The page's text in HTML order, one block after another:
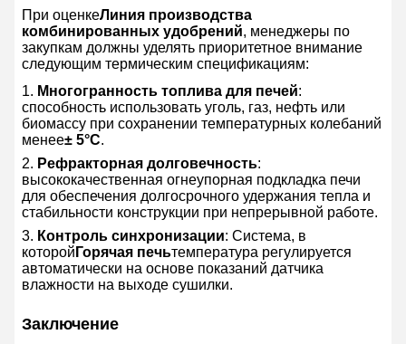
При оценкеЛиния производства
комбинированных удобрений, менеджеры по
закупкам должны уделять приоритетное внимание
следующим термическим спецификациям:
Многогранность топлива для печей:
способность использовать уголь, газ, нефть или
биомассу при сохранении температурных колебаний
менее± 5°C.
Рефракторная долговечность:
высококачественная огнеупорная подкладка печи
для обеспечения долгосрочного удержания тепла и
стабильности конструкции при непрерывной работе.
Контроль синхронизации: Система, в
которой Горячая печьтемпература регулируется
автоматически на основе показаний датчика
влажности на выходе сушилки.
Заключение